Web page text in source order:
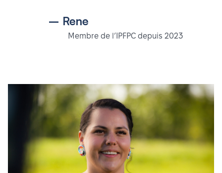
– Rene
Membre de l’IPFPC depuis 2023